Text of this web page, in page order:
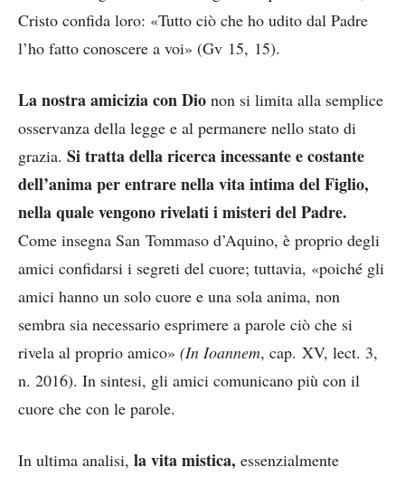
Cristo confida loro: «Tutto ciò che ho udito dal Padre
l’ho fatto conoscere a voi» (Gv 15, 15).
La nostra amicizia con Dio non si limita alla semplice
osservanza della legge e al permanere nello stato di
grazia. Si tratta della ricerca incessante e costante
dell’anima per entrare nella vita intima del Figlio,
nella quale vengono rivelati i misteri del Padre.
Come insegna San Tommaso d’Aquino, è proprio degli
amici confidarsi i segreti del cuore; tuttavia, «poiché gli
amici hanno un solo cuore e una sola anima, non
sembra sia necessario esprimere a parole ciò che si
rivela al proprio amico» (In Ioannem, cap. XV, lect. 3,
n. 2016). In sintesi, gli amici comunicano più con il
cuore che con le parole.
In ultima analisi, la vita mistica, essenzialmente